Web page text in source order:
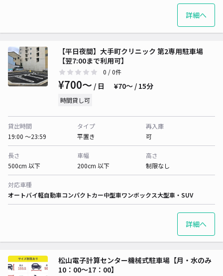
詳細へ
【平日夜間】大手町クリニック 第2専用駐車場
【翌7:00まで利用可】
0 / 0件
¥700〜 / 日 ¥70〜 / 15分
時間貸し可
貸出時間
19:00 〜23:59
タイプ
平置き
再入庫
可
長さ
500cm 以下
車幅
200cm 以下
高さ
制限なし
対応車種
オートバイ軽自動車コンパクトカー中型車ワンボックス大型車・SUV
詳細へ
松山電子計算センター機械式駐車場【月・水のみ
10：00～17：00】